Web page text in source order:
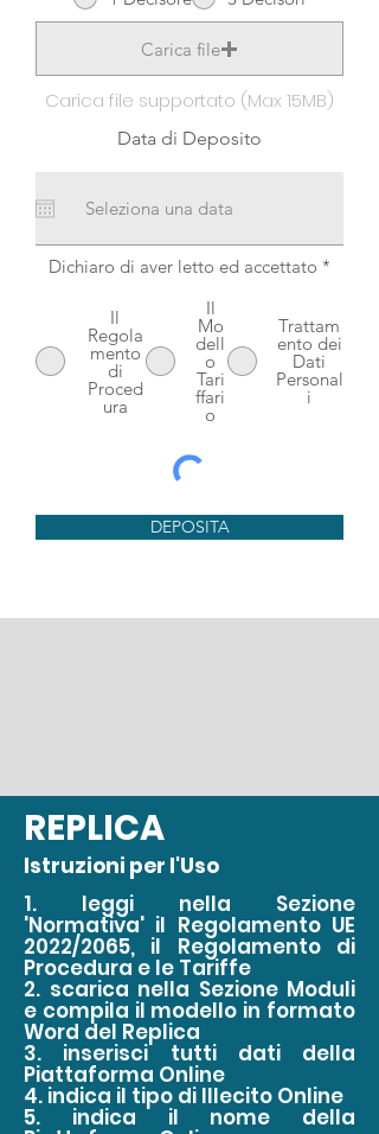
Carica file
Carica file supportato (Max 15MB)
Data di Deposito
Dichiaro di aver letto ed accettato *
Il
Regola
mento
di
Proced
ura
Il
Mo
dell
o
Tari
ffari
o
Trattam
ento dei
Dati
Personal
i
DEPOSITA
REPLICA
Istruzioni per l'Uso
1. leggi nella Sezione
'Normativa' il Regolamento UE
2022/2065, il Regolamento di
Procedura e le Tariffe
2. scarica nella Sezione Moduli
e compila il modello in formato
Word del Replica
3. inserisci tutti dati della
Piattaforma Online
4. indica il tipo di Illecito Online
5. indica il nome della